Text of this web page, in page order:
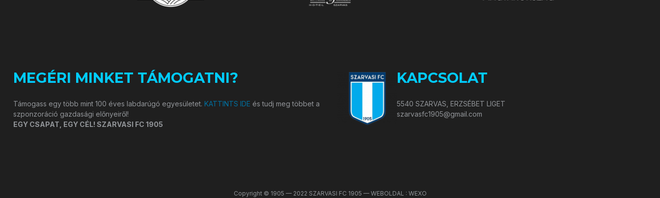
MEGÉRI MINKET TÁMOGATNI?
Támogass egy több mint 100 éves labdarúgó egyesületet. KATTINTS IDE és tudj meg többet a
szponzoráció gazdasági előnyeiről!
EGY CSAPAT, EGY CÉL! SZARVASI FC 1905
KAPCSOLAT
5540 SZARVAS, ERZSÉBET LIGET
szarvasfc1905@gmail.com
Copyright © 1905 — 2022 SZARVASI FC 1905 — WEBOLDAL : WEXO